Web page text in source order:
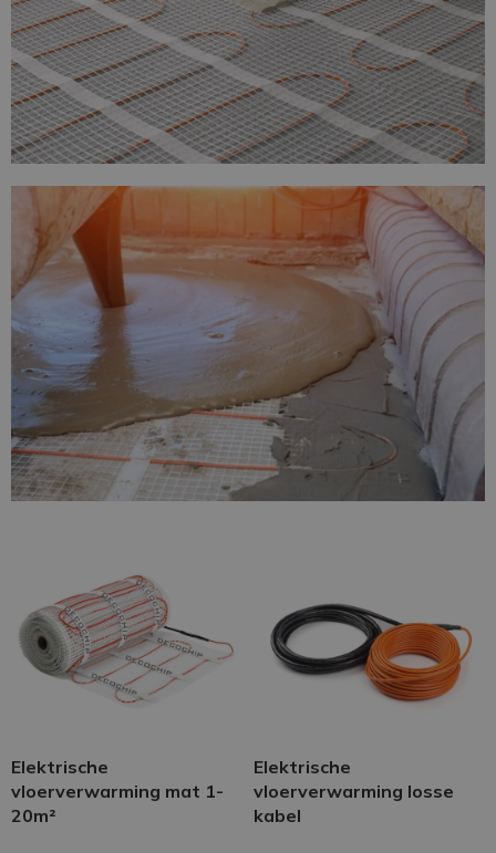
Elektrische
vloerverwarming mat 1-
20m²
Elektrische
vloerverwarming losse
kabel